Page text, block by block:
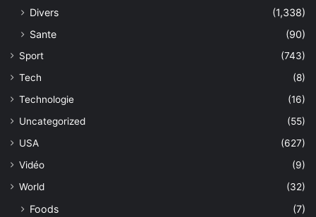
Divers
(1,338)
Sante
(90)
Sport
(743)
Tech
(8)
Technologie
(16)
Uncategorized
(55)
USA
(627)
Vidéo
(9)
World
(32)
Foods
(7)